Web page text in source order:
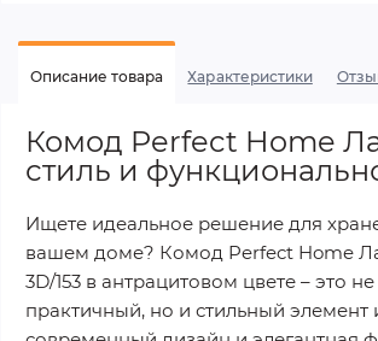
Описание товара Характеристики
Комод Perfect Home
стиль и
Ищете идеальное решение для
вашем доме? Комод Perfect Home
3D/153 в антрацитовом цвете – это
практичный, но и стильный элемент